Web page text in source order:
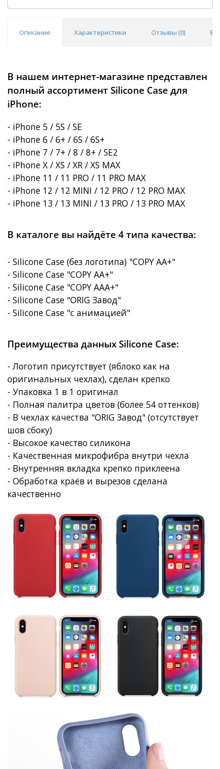
Описание Характеристики Отзывы (0)
В нашем интернет-магазине представлен
полный ассортимент Silicone Case для
iPhone:
- iPhone 5 / 5S / SE
- iPhone 6 / 6+ / 6S / 6S+
- iPhone 7 / 7+ / 8 / 8+ / SE2
- iPhone X / XS / XR / XS MAX
- iPhone 11 / 11 PRO / 11 PRO MAX
- iPhone 12 / 12 MINI / 12 PRO / 12 PRO MAX
- iPhone 13 / 13 MINI / 13 PRO / 13 PRO MAX
В каталоге вы найдёте 4 типа качества:
- Silicone Case (без логотипа) "COPY AA+"
- Silicone Case "COPY AA+"
- Silicone Case "COPY AAA+"
- Silicone Case "ORIG Завод"
- Silicone Case "с анимацией"
Преимущества данных Silicone Case:
- Логотип присутствует (яблоко как на
оригинальных чехлах), сделан крепко
- Упаковка 1 в 1 оригинал
- Полная палитра цветов (более 54 оттенков)
- В чехлах качества "ORIG Завод" (отсутствует
шов сбоку)
- Высокое качество силикона
- Качественная микрофибра внутри чехла
- Внутренняя вкладка крепко приклеена
- Обработка краёв и вырезов сделана
качественно